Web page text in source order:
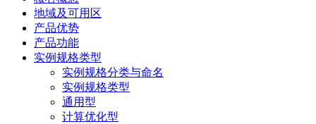
地域及可用区
产品优势
产品功能
实例规格类型
实例规格分类与命名
实例规格类型
通用型
计算优化型